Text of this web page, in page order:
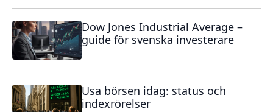
Dow Jones Industrial Average –
guide för svenska investerare
Usa börsen idag: status och
indexrörelser